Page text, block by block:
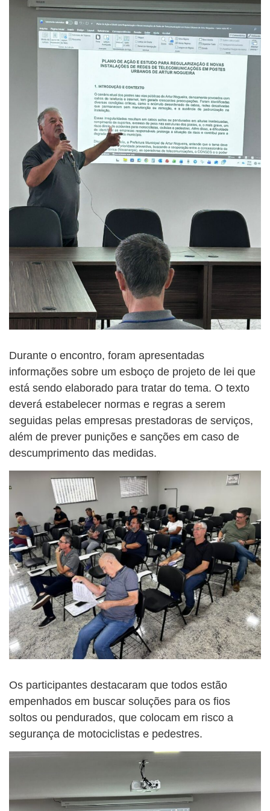
Durante o encontro, foram apresentadas
informações sobre um esboço de projeto de lei que
está sendo elaborado para tratar do tema. O texto
deverá estabelecer normas e regras a serem
seguidas pelas empresas prestadoras de serviços,
além de prever punições e sanções em caso de
descumprimento das medidas.
Os participantes destacaram que todos estão
empenhados em buscar soluções para os fios
soltos ou pendurados, que colocam em risco a
segurança de motociclistas e pedestres.